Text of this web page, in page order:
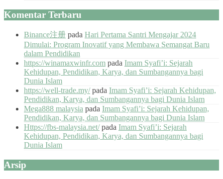
Komentar Terbaru
Binance注册 pada Hari Pertama Santri Mengajar 2024
Dimulai: Program Inovatif yang Membawa Semangat Baru
dalam Pendidikan
https://winamaxwinfr.com pada Imam Syafi’i: Sejarah
Kehidupan, Pendidikan, Karya, dan Sumbangannya bagi
Dunia Islam
https://well-trade.my/pada Imam Syafi’i: Sejarah Kehidupan,
Pendidikan, Karya, dan Sumbangannya bagi Dunia Islam
Mega888 malaysia pada Imam Syafi’i: Sejarah Kehidupan,
Pendidikan, Karya, dan Sumbangannya bagi Dunia Islam
Https://fbs-malaysia.net/pada Imam Syafi’i: Sejarah
Kehidupan, Pendidikan, Karya, dan Sumbangannya bagi
Dunia Islam
Arsip